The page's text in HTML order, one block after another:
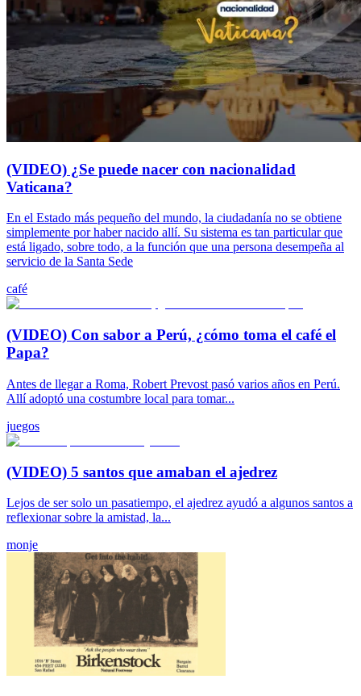
(VIDEO) ¿Se puede nacer con nacionalidad
Vaticana?
En el Estado más pequeño del mundo, la ciudadanía no se obtiene
simplemente por haber nacido allí. Su sistema es tan particular que
está ligado, sobre todo, a la función que una persona desempeña al
servicio de la Santa Sede
café
(VIDEO) Con sabor a Perú, ¿cómo toma el café el
Papa?
Antes de llegar a Roma, Robert Prevost pasó varios años en Perú.
Allí adoptó una costumbre local para tomar...
juegos
(VIDEO) 5 santos que amaban el ajedrez
Lejos de ser solo un pasatiempo, el ajedrez ayudó a algunos santos a
reflexionar sobre la amistad, la...
monje